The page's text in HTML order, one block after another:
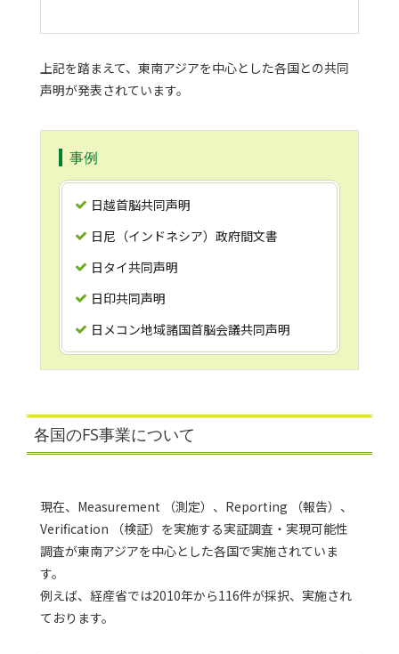
上記を踏まえて、東南アジアを中心とした各国との共同
声明が発表されています。
事例
日越首脳共同声明
日尼（インドネシア）政府間文書
日タイ共同声明
日印共同声明
日メコン地域諸国首脳会議共同声明
各国のFS事業について
現在、Measurement （測定）、Reporting （報告）、
Verification （検証）を実施する実証調査・実現可能性
調査が東南アジアを中心とした各国で実施されていま
す。
例えば、経産省では2010年から116件が採択、実施され
ております。